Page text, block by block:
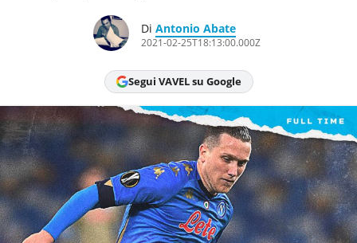
Di Antonio Abate
2021-02-25T18:13:00.000Z
Segui VAVEL su Google